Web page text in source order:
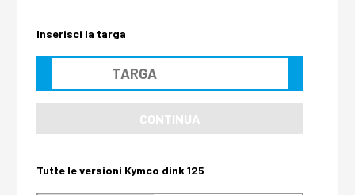
Inserisci la targa
CONTINUA
Tutte le versioni Kymco dink 125